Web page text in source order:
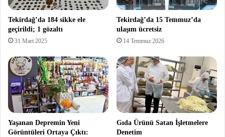
Tekirdağ’da 184 sikke ele
geçirildi; 1 gözaltı
31 Mart 2025
Tekirdağ’da 15 Temmuz’da
ulaşım ücretsiz
14 Temmuz 2026
Yaşanan Depremin Yeni
Görüntüleri Ortaya Çıktı:
Gıda Ürünü Satan İşletmelere
Denetim